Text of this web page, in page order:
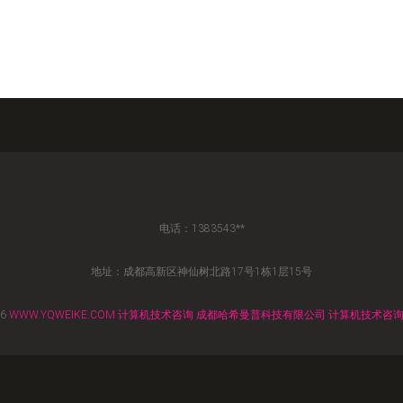
电话：1383543**
地址：成都高新区神仙树北路17号1栋1层15号
WWW.YQWEIKE.COM 计算机技术咨询 成都哈希曼普科技有限公司 计算机技术咨询